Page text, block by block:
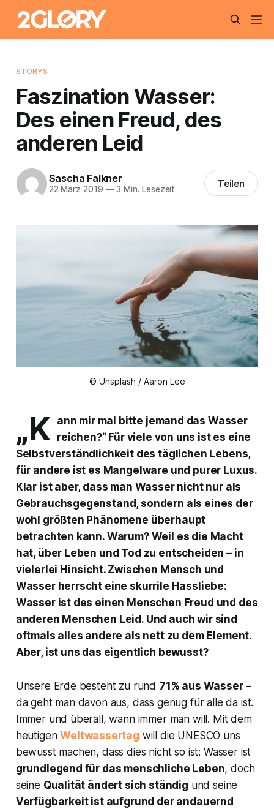
STORYS
Faszination Wasser:
Des einen Freud, des
anderen Leid
Sascha Falkner
22 März 2019 —3 Min. Lesezeit Teilen
© Unsplash / Aaron Lee
„K ann mir mal bitte jemand das Wasser
reichen?“ Für viele von uns ist es eine
Selbstverständlichkeit des täglichen Lebens,
für andere ist es Mangelware und purer Luxus.
Klar ist aber, dass man Wasser nicht nur als
Gebrauchsgegenstand, sondern als eines der
wohl größten Phänomene überhaupt
betrachten kann. Warum? Weil es die Macht
hat, über Leben und Tod zu entscheiden – in
vielerlei Hinsicht. Zwischen Mensch und
Wasser herrscht eine skurrile Hassliebe:
Wasser ist des einen Menschen Freud und des
anderen Menschen Leid. Und auch wir sind
oftmals alles andere als nett zu dem Element.
Aber, ist uns das eigentlich bewusst?
Unsere Erde besteht zu rund 71% aus Wasser–
da geht man davon aus, dass genug für alle da ist.
Immer und überall, wann immer man will. Mit dem
heutigenWeltwassertag will die UNESCO uns
bewusst machen, dass dies nicht so ist: Wasser ist
grundlegend für das menschliche Leben, doch
seine Qualität ändert sich ständig und seine
Verfügbarkeit ist aufgrund der andauernd